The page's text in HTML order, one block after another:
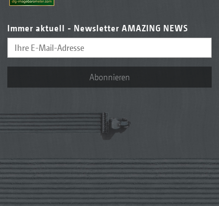
Immer aktuell - Newsletter AMAZING NEWS
Abonnieren